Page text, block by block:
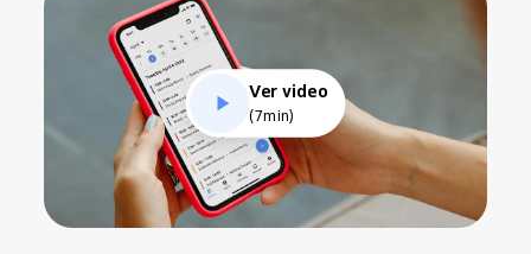
Ver video
(7min)